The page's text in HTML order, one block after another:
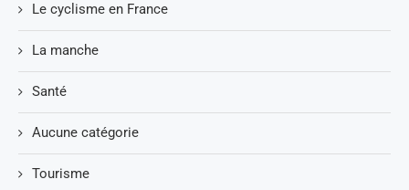
Le cyclisme en France
La manche
Santé
Aucune catégorie
Tourisme